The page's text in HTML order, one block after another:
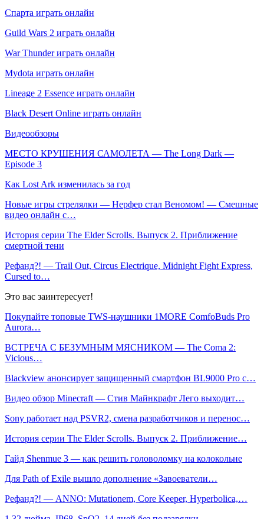
Спарта играть онлайн
Guild Wars 2 играть онлайн
War Thunder играть онлайн
Mydota играть онлайн
Lineage 2 Essence играть онлайн
Black Desert Online играть онлайн
Видеообзоры
МЕСТО КРУШЕНИЯ САМОЛЕТА — The Long Dark —
Episode 3
Как Lost Ark изменилась за год
Новые игры стрелялки — Нерфер стал Веномом! — Смешные
видео онлайн с…
История серии The Elder Scrolls. Выпуск 2. Приближение
смертной тени
Рефанд?! — Trail Out, Circus Electrique, Midnight Fight Express,
Cursed to…
Это вас заинтересует!
Покупайте топовые TWS-наушники 1MORE ComfoBuds Pro
Aurora…
ВСТРЕЧА С БЕЗУМНЫМ МЯСНИКОМ — The Coma 2:
Vicious…
Blackview анонсирует защищенный смартфон BL9000 Pro с…
Видео обзор Minecraft — Стив Майнкрафт Лего выходит…
Sony работает над PSVR2, смена разработчиков и перенос…
История серии The Elder Scrolls. Выпуск 2. Приближение…
Гайд Shenmue 3 — как решить головоломку на колокольне
Для Path of Exile вышло дополнение «Завоеватели…
Рефанд?! — ANNO: Mutationem, Core Keeper, Hyperbolica,…